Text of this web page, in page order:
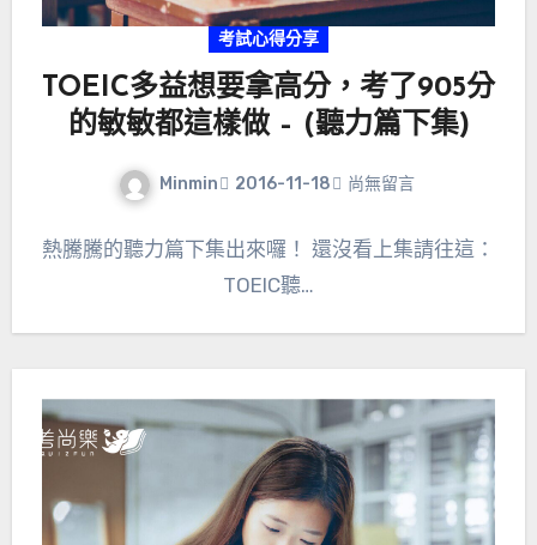
考試心得分享
TOEIC多益想要拿高分，考了905分
的敏敏都這樣做 – (聽力篇下集)
Minmin 2016-11-18 尚無留言
熱騰騰的聽力篇下集出來囉！ 還沒看上集請往這：
TOEIC聽…